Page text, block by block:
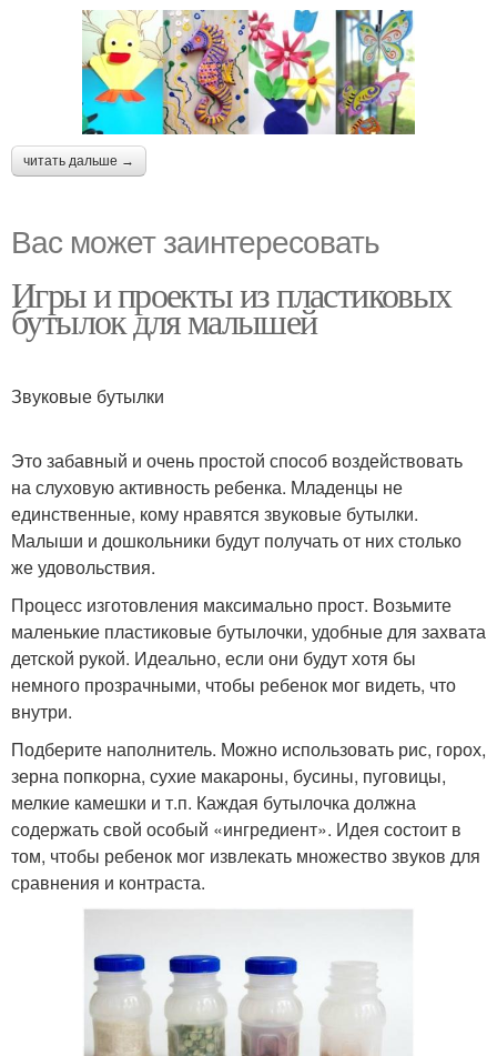
читать дальше →
Вас может заинтересовать
Игры и проекты из пластиковых
бутылок для малышей
Звуковые бутылки
Это забавный и очень простой способ воздействовать
на слуховую активность ребенка. Младенцы не
единственные, кому нравятся звуковые бутылки.
Малыши и дошкольники будут получать от них столько
же удовольствия.
Процесс изготовления максимально прост. Возьмите
маленькие пластиковые бутылочки, удобные для захвата
детской рукой. Идеально, если они будут хотя бы
немного прозрачными, чтобы ребенок мог видеть, что
внутри.
Подберите наполнитель. Можно использовать рис, горох,
зерна попкорна, сухие макароны, бусины, пуговицы,
мелкие камешки и т.п. Каждая бутылочка должна
содержать свой особый «ингредиент». Идея состоит в
том, чтобы ребенок мог извлекать множество звуков для
сравнения и контраста.